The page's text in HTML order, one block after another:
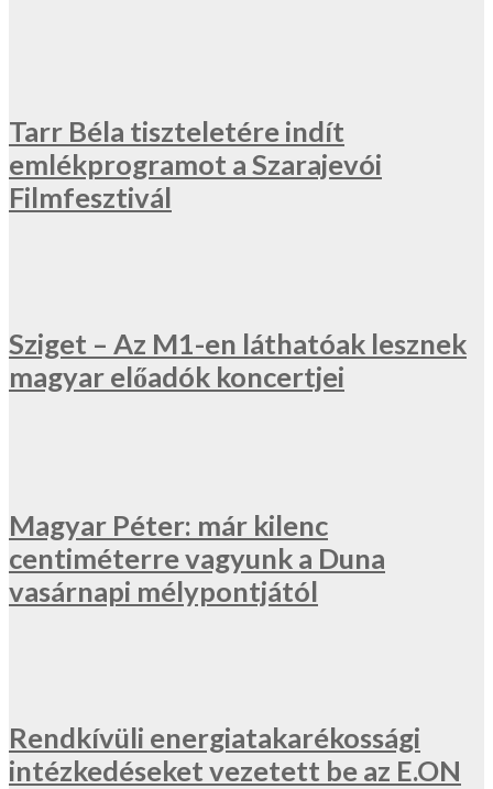
Tarr Béla tiszteletére indít
emlékprogramot a Szarajevói
Filmfesztivál
Sziget – Az M1-en láthatóak lesznek
magyar előadók koncertjei
Magyar Péter: már kilenc
centiméterre vagyunk a Duna
vasárnapi mélypontjától
Rendkívüli energiatakarékossági
intézkedéseket vezetett be az E.ON